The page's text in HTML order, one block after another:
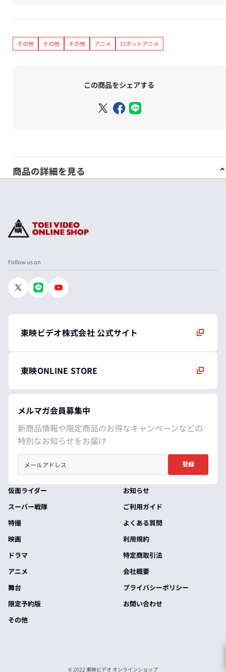
その他 その他 その他 アニメ ロボットアニメ
この商品をシェアする
商品の詳細を見る
Follow us on
東映ビデオ株式会社 公式サイト
東映ONLINE STORE
メルマガ会員募集中
新商品情報や限定商品のお得なキャンペーンなどの
特別なお知らせをお届け
登録
仮面ライダー
スーパー戦隊
特撮
映画
ドラマ
アニメ
舞台
限定予約版
その他
お知らせ
ご利用ガイド
よくある質問
利用規約
特定商取引法
会社概要
プライバシーポリシー
お問い合わせ
© 2022 東映ビデオ オンラインショップ